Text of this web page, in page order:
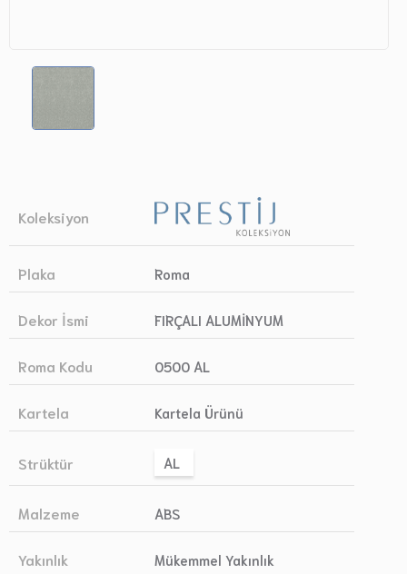
Koleksiyon
Plaka Roma
Dekor İsmi FIRÇALI ALUMİNYUM
Roma Kodu 0500 AL
Kartela Kartela Ürünü
Strüktür AL
Malzeme ABS
Yakınlık Mükemmel Yakınlık